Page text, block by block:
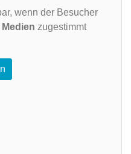
wenn der Besucher
zugestimmt